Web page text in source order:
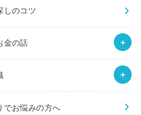
しのコツ
金の話
でお悩みの方へ